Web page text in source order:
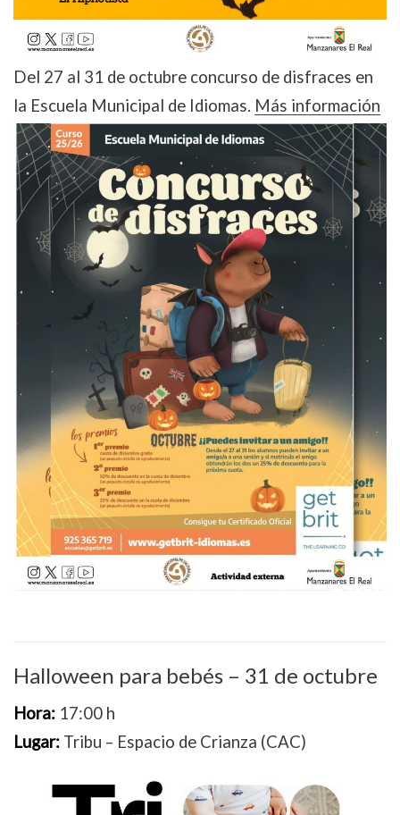
Del 27 al 31 de octubre concurso de disfraces en
la Escuela Municipal de Idiomas. Más información
Halloween para bebés – 31 de octubre
Hora: 17:00 h
Lugar: Tribu – Espacio de Crianza (CAC)